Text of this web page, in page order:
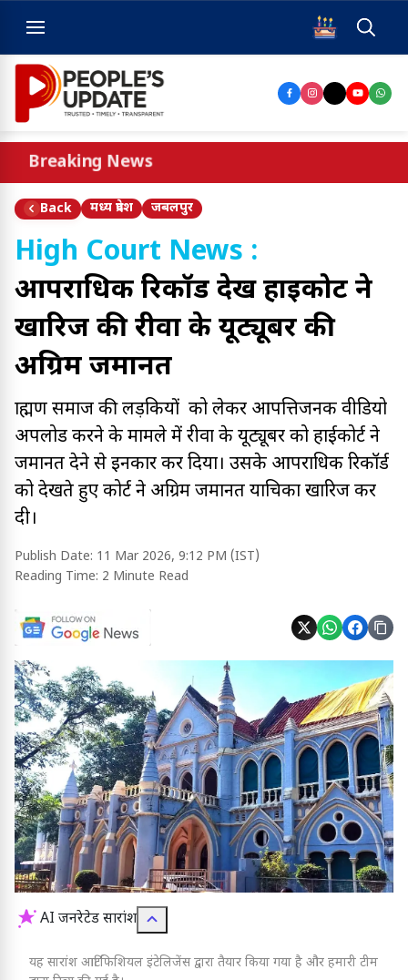
Breaking News
Back मध्य प्रदेश जबलपुर
High Court News :
आपराधिक रिकॉर्ड देख हाईकोर्ट ने
खारिज की रीवा के यूट्यूबर की
अग्रिम जमानत
ब्राह्मण समाज की लड़कियों को लेकर आपत्तिजनक वीडियो
अपलोड करने के मामले में रीवा के यूट्यूबर को हाईकोर्ट ने
जमानत देने से इनकार कर दिया। उसके आपराधिक रिकॉर्ड
को देखते हुए कोर्ट ने अग्रिम जमानत याचिका खारिज कर
दी।
Publish Date: 11 Mar 2026, 9:12 PM (IST)
Reading Time: 2 Minute Read
AI जनरेटेड सारांश
यह सारांश आर्टिफिशियल इंटेलिजेंस द्वारा तैयार किया गया है और हमारी टीम